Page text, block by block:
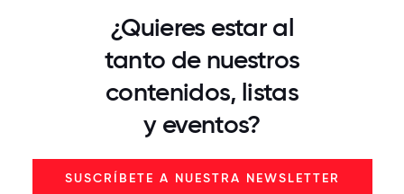
¿Quieres estar al
tanto de nuestros
contenidos, listas
y eventos?
SUSCRÍBETE A NUESTRA NEWSLETTER